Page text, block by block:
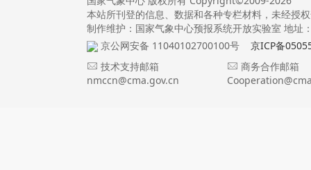
本站所刊登的信息、数据和各种专栏材料，未经授
制作维护：国家气象中心预报系统开放实验室 地址
京公网安备 11040102700100号
京ICP备
技术支持邮箱
nmccn@cma.gov.cn
商务合作邮箱